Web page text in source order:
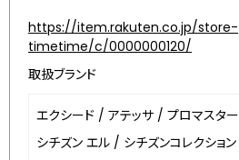
https://item.rakuten.co.jp/store-
timetime/c/0000000120/
取扱ブランド
エクシード / アテッサ / プロマスター
シチズン エル / シチズンコレクション